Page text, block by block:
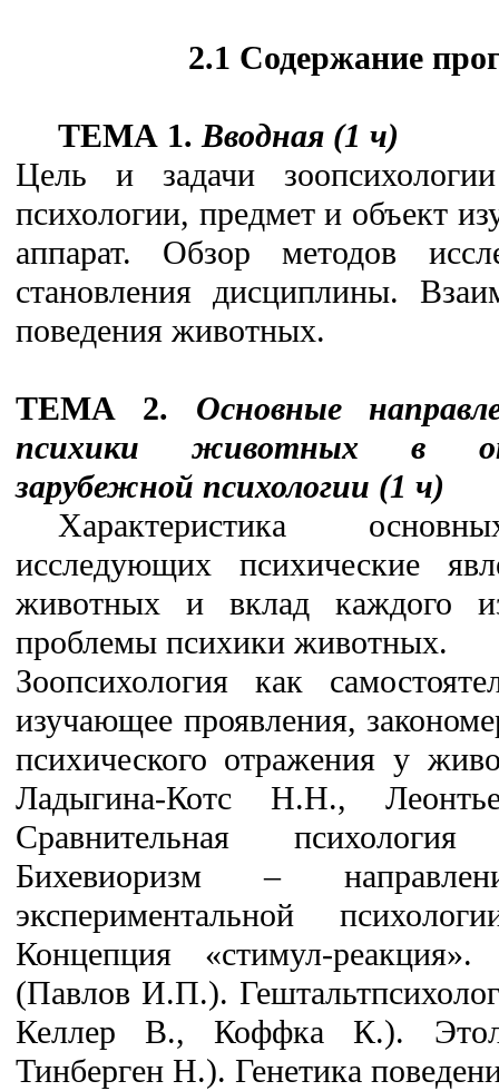
2.1 Содержание
ТЕМА 1.Вводная (1 ч)
Цель и задачи
психологии, предмет и объект
аппарат. Обзор методов
становления дисциплины.
поведения животных.
ТЕМА 2. Основные
психики животных в
зарубежной психологии (1 ч)
Характеристика
исследующих психические
животных и вклад каждого
проблемы психики животных.
Зоопсихология как
изучающее проявления,
психического отражения у
Ладыгина-Котс Н.Н.,
Сравнительная
Бихевиоризм –
экспериментальной
Концепция «стимул-
(Павлов И.П.).
Келлер В., Коффка К.).
Тинберген Н.). Генетика